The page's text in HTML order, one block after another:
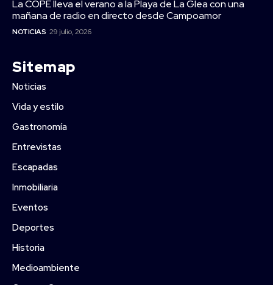
La COPE lleva el verano a la Playa de La Glea con una
mañana de radio en directo desde Campoamor
NOTICIAS 29 julio, 2026
Sitemap
Noticias
Vida y estilo
Gastronomía
Entrevistas
Escapadas
Inmobiliaria
Eventos
Deportes
Historia
Medioambiente